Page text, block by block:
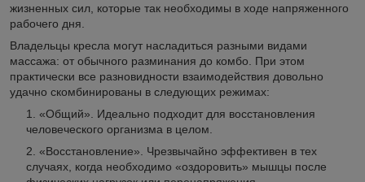
жизненных сил, которые так необходимы в ходе напряженного
рабочего дня.
Владельцы кресла могут насладиться разными видами
массажа: от обычного разминания до комбо. При этом
практически все разновидности взаимодействия довольно
удачно скомбинированы в следующих режимах:
«Общий». Идеально подходит для восстановления
человеческого организма в целом.
«Восстановление». Чрезвычайно эффективен в тех
случаях, когда необходимо «оздоровить» мышцы после